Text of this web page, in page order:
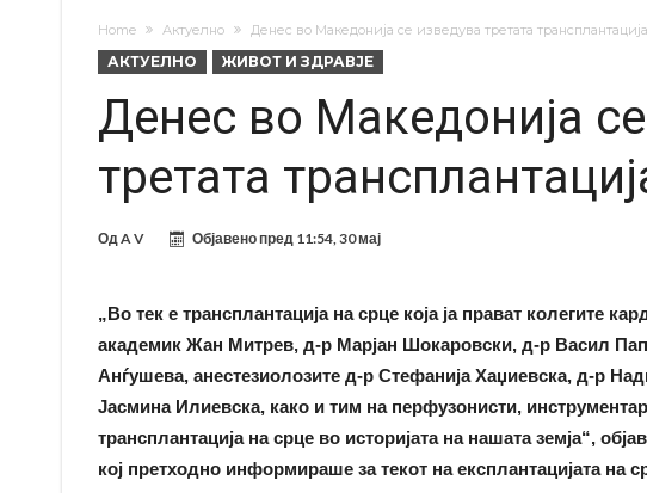
Home Актуелно Денес во Македонија се изведува третата
АКТУЕЛНО ЖИВОТ И ЗДРАВЈЕ
Денес во Македонија
третата
ОдA V Објавено пред 11:54, 30 мај
„Во тек е трансплантација на срце која ја прават колегите
академик Жан Митрев, д-р Марјан Шокаровски, д-р Васил
Анѓушева, анестезиолозите д-р Стефанија Хаџиевска, д-р
Јасмина Илиевска, како и тим на перфузонисти,
трансплантација на срце во историјата на нашата земја“,
кој претходно информираше за текот на експлантацијата на